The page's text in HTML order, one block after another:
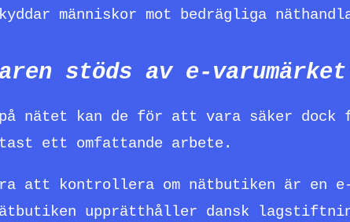
människor mot bedrägliga
stöds av e-varumärket
på nätet kan de för att vara säker
ett omfattande arbete.
att kontrollera om nätbutiken är en e-
upprätthåller dansk